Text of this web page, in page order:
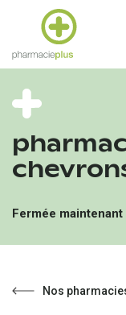
Fermée maintenant
Nos